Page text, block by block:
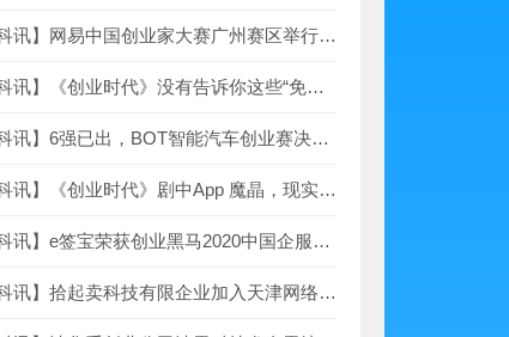
【科讯】网易中国创业家大赛广州赛区举行，红象医疗夺冠
【科讯】《创业时代》没有告诉你这些“免费”经济学
【科讯】6强已出，BOT智能汽车创业赛决赛路演圆满收官
【科讯】《创业时代》剧中App 魔晶，现实中真的上架了
【科讯】e签宝荣获创业黑马2020中国企服领域独角兽TOP50大奖
【科讯】拾起卖科技有限企业加入天津网络新经济人才革新创业联盟